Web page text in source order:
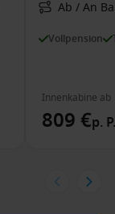
Ab / An
Vollpension
Innenkabine ab
809 €p. P.